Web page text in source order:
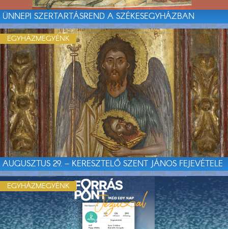
ÜNNEPI SZERTARTÁSREND A SZÉKESEGYHÁZBAN
AUGUSZTUS 29. – KERESZTELŐ SZENT JÁNOS FEJEVÉTELE
EGYHÁZMEGYÉNK
EGYHÁZMEGYÉNK